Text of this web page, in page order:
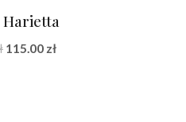
Harietta
Pierwotna
115.00 złAktualna